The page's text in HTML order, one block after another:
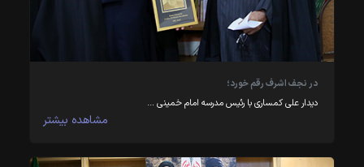
در نجف اشرف رقم خورد؛
دیدار علی کمساری با رئیس مدرسه امام خمینی …
مشاهده بیشتر